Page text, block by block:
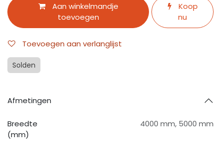
Aan winkelmandje
toevoegen
Koop
nu
Toevoegen aan verlanglijst
Solden
Afmetingen
Breedte
(mm)
4000 mm, 5000 mm